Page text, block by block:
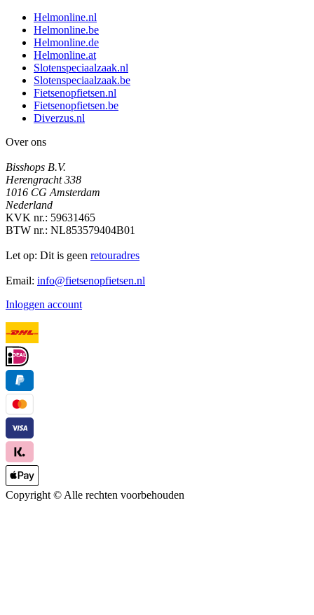
Helmonline.nl
Helmonline.be
Helmonline.de
Helmonline.at
Slotenspeciaalzaak.nl
Slotenspeciaalzaak.be
Fietsenopfietsen.nl
Fietsenopfietsen.be
Diverzus.nl
Over ons
Bisshops B.V.
Herengracht 338
1016 CG Amsterdam
Nederland
KVK nr.: 59631465
BTW nr.: NL853579404B01
Let op: Dit is geen retouradres
Email: info@fietsenopfietsen.nl
Inloggen account
Copyright © Alle rechten voorbehouden